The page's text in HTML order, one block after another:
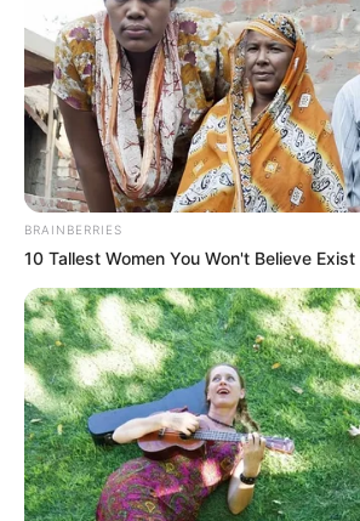
8 Kata Lucu Seputar Malam
Minggu ala Jomblo yang Bikin
Ngenes
10 Desain Kanopi Tempat
Tidur, Serasa Beristirahat di
Kamar Raja
BRAINBERRIES
10 Tallest Women You Won't Believe Exist